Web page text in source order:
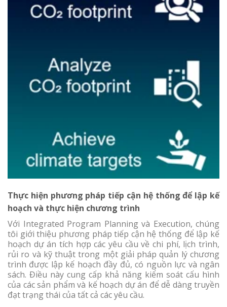
Thực hiện phương pháp tiếp cận hệ thống để lập kế
hoạch và thực hiện chương trình
Với Integrated Program Planning và Execution, chúng
tôi giới thiệu phương pháp tiếp cận hệ thống để lập kế
hoạch dự án tích hợp các yêu cầu về chi phí, lịch trình,
rủi ro và kỹ thuật trong một giải pháp quản lý chương
trình được lập kế hoạch đầy đủ, có nguồn lực và ngân
sách. Điều này cung cấp khả năng kiểm soát cấu hình
của các sản phẩm và kế hoạch dự án để dễ dàng truyền
đạt trạng thái của tất cả các yêu cầu.